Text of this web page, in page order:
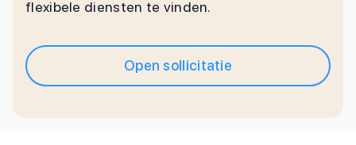
flexibele diensten te vinden.
Open sollicitatie